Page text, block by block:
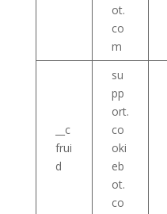
ot.
co
m
__c
frui
d
su
pp
ort.
co
oki
eb
ot.
co